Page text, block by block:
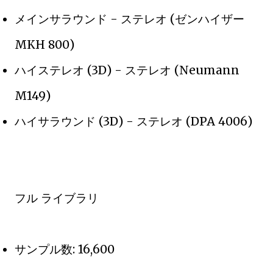
メインサラウンド - ステレオ (ゼンハイザー
MKH 800)
ハイステレオ (3D) - ステレオ (Neumann
M149)
ハイサラウンド (3D) - ステレオ (DPA 4006)
フル ライブラリ
サンプル数: 16,600